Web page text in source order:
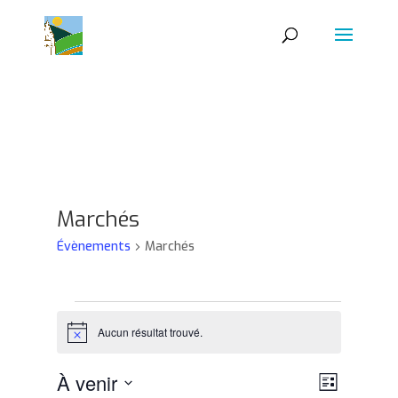
Marchés
Évènements Marchés
Évènements
NoticeAucun résultat trouvé.
Liste
À venir